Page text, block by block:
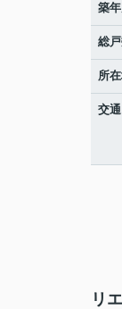
築年
総
所
交通
リ